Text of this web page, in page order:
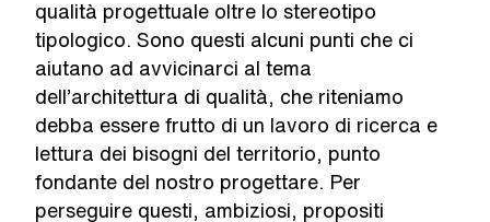
qualità progettuale oltre lo stereotipo
tipologico. Sono questi alcuni punti che ci
aiutano ad avvicinarci al tema
dell’architettura di qualità, che riteniamo
debba essere frutto di un lavoro di ricerca e
lettura dei bisogni del territorio, punto
fondante del nostro progettare. Per
perseguire questi, ambiziosi, propositi